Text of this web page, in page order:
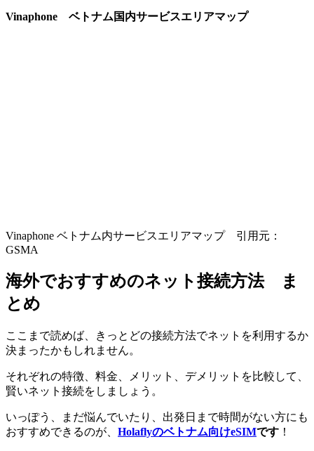
Vinaphone ベトナム国内サービスエリアマップ
Vinaphone ベトナム内サービスエリアマップ 引用元：
GSMA
海外でおすすめのネット接続方法 ま
とめ
ここまで読めば、きっとどの接続方法でネットを利用するか
決まったかもしれません。
それぞれの特徴、料金、メリット、デメリットを比較して、
賢いネット接続をしましょう。
いっぽう、まだ悩んでいたり、出発日まで時間がない方にも
おすすめできるのが、 Holaflyのベトナム向けeSIMです ！